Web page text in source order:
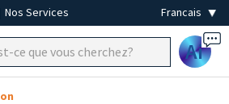
Nos Services
Ai